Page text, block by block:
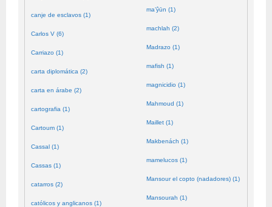
canje de esclavos (1)
Carlos V (6)
Carriazo (1)
carta diplomática (2)
carta en árabe (2)
cartografia (1)
Cartoum (1)
Cassal (1)
Cassas (1)
catarros (2)
católicos y anglicanos (1)
ma’ŷūn (1)
machlah (2)
Madrazo (1)
mafish (1)
magnicidio (1)
Mahmoud (1)
Maillet (1)
Makbenách (1)
mamelucos (1)
Mansour el copto (nadadores) (1)
Mansourah (1)